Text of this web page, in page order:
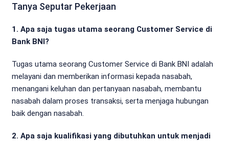
Tanya Seputar Pekerjaan
1. Apa saja tugas utama seorang Customer Service di
Bank BNI?
Tugas utama seorang Customer Service di Bank BNI adalah
melayani dan memberikan informasi kepada nasabah,
menangani keluhan dan pertanyaan nasabah, membantu
nasabah dalam proses transaksi, serta menjaga hubungan
baik dengan nasabah.
2. Apa saja kualifikasi yang dibutuhkan untuk menjadi